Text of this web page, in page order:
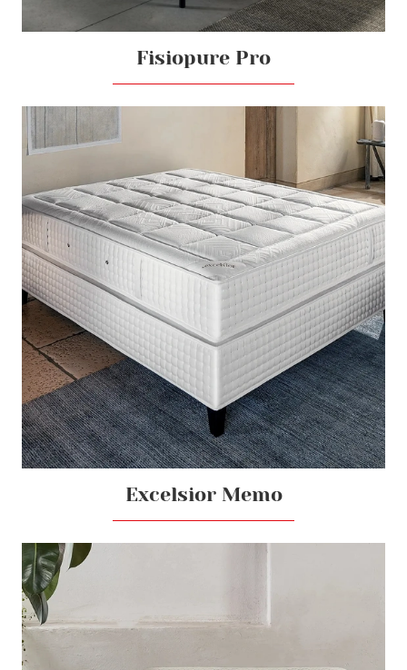
Fisiopure Pro
Excelsior Memo